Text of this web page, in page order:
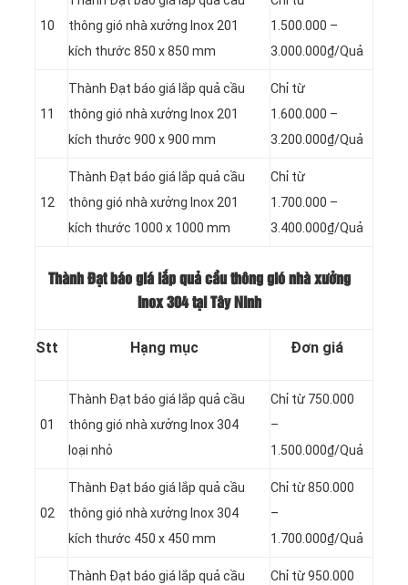
10
thông gió nhà xưởng Inox 201
kích thước 850 x 850 mm
1.500.000 –
3.000.000₫/Quả
11
Thành Đạt báo giá lắp quả cầu
thông gió nhà xưởng Inox 201
kích thước 900 x 900 mm
Chỉ từ
1.600.000 –
3.200.000₫/Quả
12
Thành Đạt báo giá lắp quả cầu
thông gió nhà xưởng Inox 201
kích thước 1000 x 1000 mm
Chỉ từ
1.700.000 –
3.400.000₫/Quả
Thành Đạt báo giá lắp quả cầu thông gió nhà xưởng
Inox 304 tại Tây Ninh
Stt Hạng mục Đơn giá
01
Thành Đạt báo giá lắp quả cầu
thông gió nhà xưởng Inox 304
loại nhỏ
Chỉ từ 750.000
–
1.500.000₫/Quả
02
Thành Đạt báo giá lắp quả cầu
thông gió nhà xưởng Inox 304
kích thước 450 x 450 mm
Chỉ từ 850.000
–
1.700.000₫/Quả
Thành Đạt báo giá lắp quả cầu
Chỉ từ 950.000